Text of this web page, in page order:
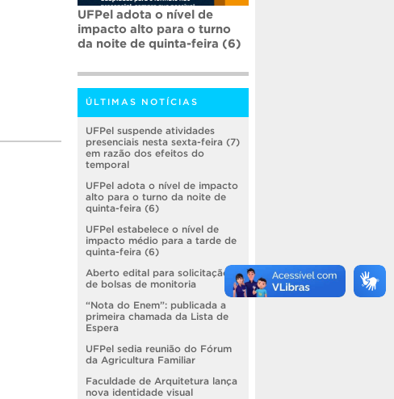
UFPel adota o nível de
impacto alto para o turno
da noite de quinta-feira (6)
ÚLTIMAS NOTÍCIAS
UFPel suspende atividades
presenciais nesta sexta-feira (7)
em razão dos efeitos do
temporal
UFPel adota o nível de impacto
alto para o turno da noite de
quinta-feira (6)
UFPel estabelece o nível de
impacto médio para a tarde de
quinta-feira (6)
Aberto edital para solicitação
de bolsas de monitoria
“Nota do Enem”: publicada a
primeira chamada da Lista de
Espera
UFPel sedia reunião do Fórum
da Agricultura Familiar
Faculdade de Arquitetura lança
nova identidade visual